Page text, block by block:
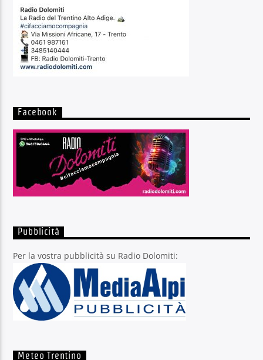
Facebook
Pubblicità
Per la vostra pubblicità su Radio Dolomiti:
Meteo Trentino